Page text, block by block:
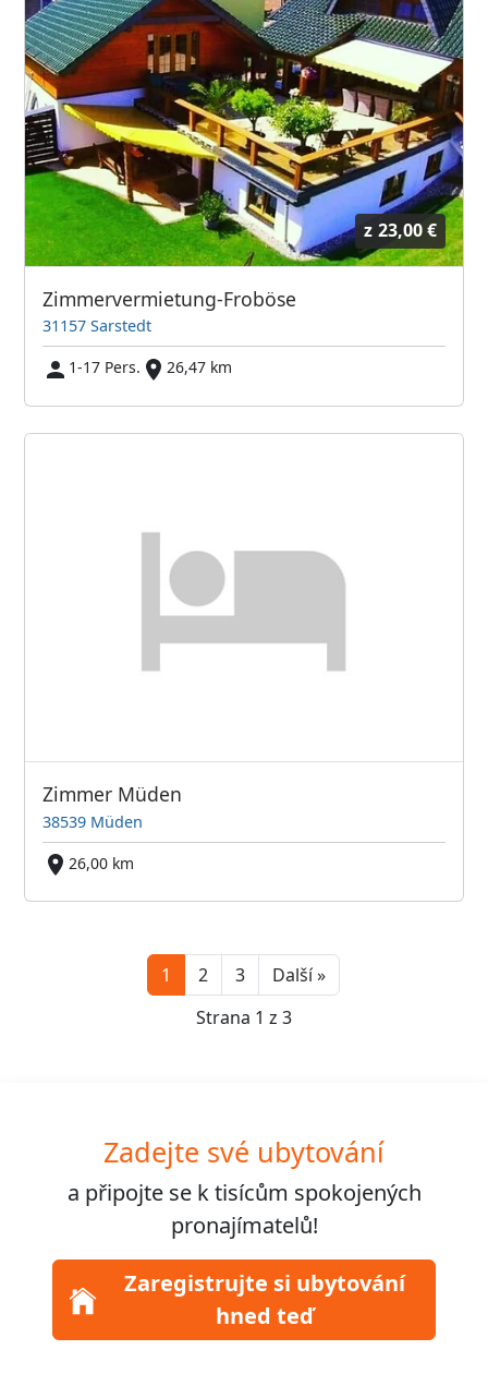
z 23,00 €
Zimmervermietung-Froböse
31157 Sarstedt
1-17 Pers.
26,47 km
Zimmer Müden
38539 Müden
26,00 km
1 2 3 Další »Next
Strana 1 z 3
Zadejte své ubytování
a připojte se ktisícům spokojených
pronajímatelů!
Zaregistrujte si ubytování
hned teď